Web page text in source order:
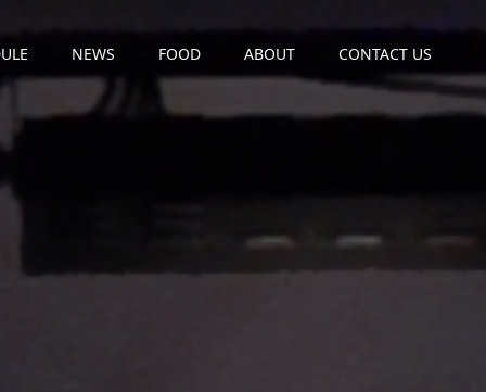
NEWS FOOD ABOUT CONTACT US